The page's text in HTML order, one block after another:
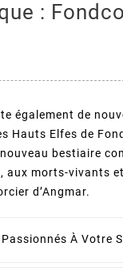
:
également de
Hauts Elfes de
bestiaire
aux morts-vivants
d’Angmar.
Passionnés À Votre